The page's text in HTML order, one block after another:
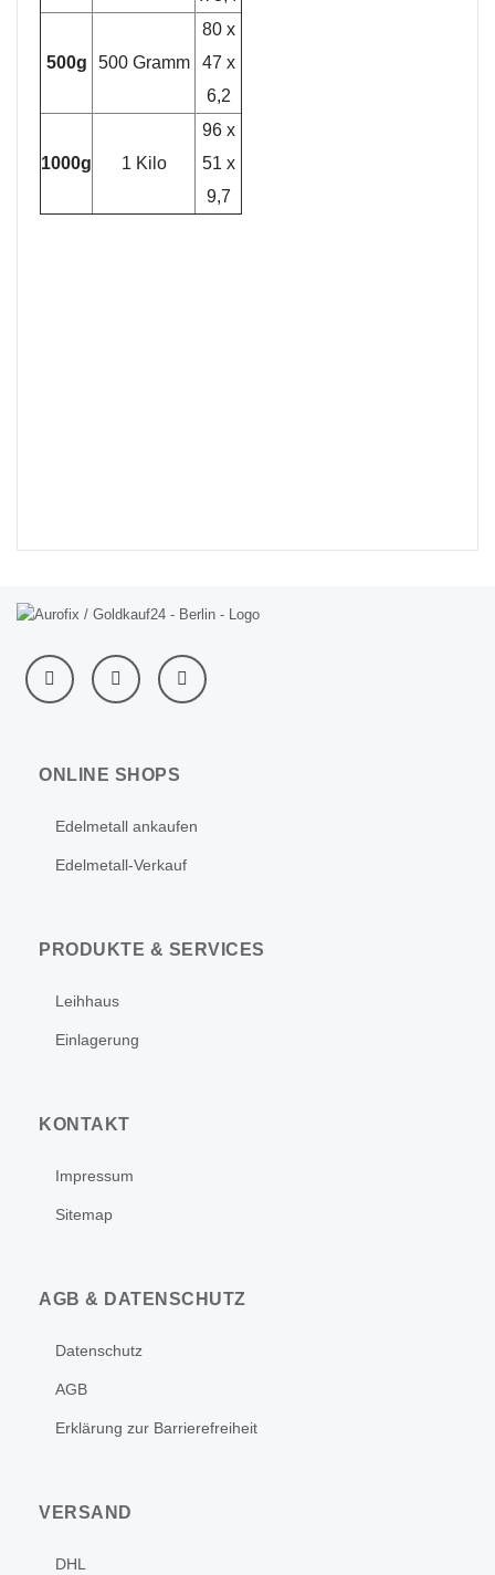
500g 500 Gramm
80 x
47 x
6,2
1000g 1 Kilo
96 x
51 x
9,7
ONLINE SHOPS
Edelmetall ankaufen
Edelmetall-Verkauf
PRODUKTE & SERVICES
Leihhaus
Einlagerung
KONTAKT
Impressum
Sitemap
AGB & DATENSCHUTZ
Datenschutz
AGB
Erklärung zur Barrierefreiheit
VERSAND
DHL